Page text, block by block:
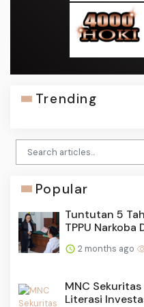
Trending
Popular
Tuntutan 5
TPPU Narkoba
2 months ago
MNC
Literasi